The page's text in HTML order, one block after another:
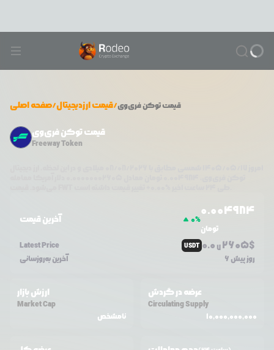
صفحه اصلی/قیمت ارزدیجیتال/ قیمتتوکن فری‌وی
قیمت توکن فری‌وی
Freeway Token
آخرین قیمت 0%
0.004984
تومان
Latest Price
USDT 0.0 72605$
آخرین به‌روزسانی 6 روز پیش
ارزش بازار
Market Cap
نامشخص
عرضه در گردش
Circulating Supply
10,000,000,000